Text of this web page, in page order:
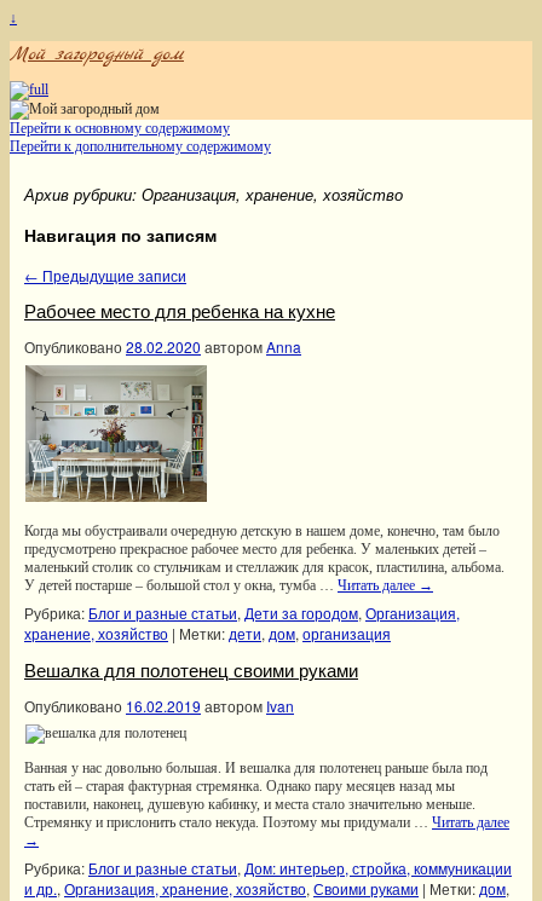
↓
Мой загородный дом
Перейти к основному содержимому
Перейти к дополнительному содержимому
Архив рубрики: Организация, хранение, хозяйство
Навигация по записям
← Предыдущие записи
Рабочее место для ребенка на кухне
Опубликовано28.02.2020 авторомAnna
Когда мы обустраивали очередную детскую в нашем доме, конечно, там было
предусмотрено прекрасное рабочее место для ребенка. У маленьких детей –
маленький столик со стульчикам и стеллажик для красок, пластилина, альбома.
У детей постарше – большой стол у окна, тумба … Читать далее →
Рубрика: Блог и разные статьи, Дети за городом, Организация,
хранение, хозяйство | Метки: дети, дом, организация
Вешалка для полотенец своими руками
Опубликовано 16.02.2019 автором Ivan
Ванная у нас довольно большая. И вешалка для полотенец раньше была под
стать ей – старая фактурная стремянка. Однако пару месяцев назад мы
поставили, наконец, душевую кабинку, и места стало значительно меньше.
Стремянку и прислонить стало некуда. Поэтому мы придумали … Читать далее
→
Рубрика: Блог и разные статьи, Дом: интерьер, стройка, коммуникации
и др., Организация, хранение, хозяйство, Своими руками | Метки: дом,